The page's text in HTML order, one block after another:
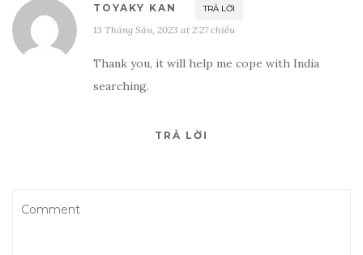
TOYAKY KAN TRẢ LỜI
13 Tháng Sáu, 2023 at 2:27 chiều
Thank you, it will help me cope with India
searching.
TRẢ LỜI